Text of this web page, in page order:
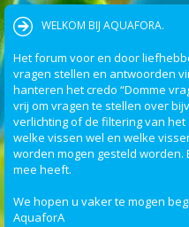
WELKOM BIJ AQUAFORA.
Het forum voor en door
vragen stellen en antwoorden
hanteren het credo “Domme
vrij om vragen te stellen over
verlichting of de filtering van
welke vissen wel en welke
worden mogen gesteld worden.
mee heeft.
We hopen u vaker te mogen
AquaforA